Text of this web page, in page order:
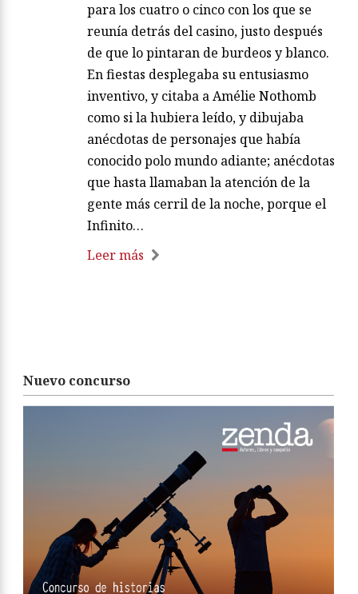
para los cuatro o cinco con los que se
reunía detrás del casino, justo después
de que lo pintaran de burdeos y blanco.
En fiestas desplegaba su entusiasmo
inventivo, y citaba a Amélie Nothomb
como si la hubiera leído, y dibujaba
anécdotas de personajes que había
conocido polo mundo adiante; anécdotas
que hasta llamaban la atención de la
gente más cerril de la noche, porque el
Infinito…
Leer más
Nuevo concurso